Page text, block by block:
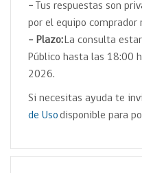
– Tus respuestas son
por el equipo comprador
– Plazo:La consulta
Público hasta las 18:00
2026.
Si necesitas ayuda te
de Usodisponible para